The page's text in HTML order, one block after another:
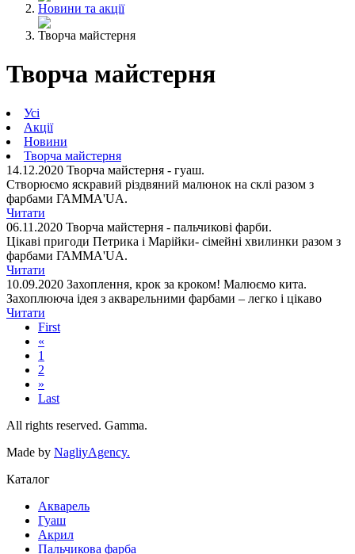
Новини та акції
Творча майстерня
Творча майстерня
Усі
Акції
Новини
Творча майстерня
14.12.2020 Творча майстерня - гуаш.
Створюємо яскравий різдвяний малюнок на склі разом з
фарбами ГАММА'UA.
Читати
06.11.2020 Творча майстерня - пальчикові фарби.
Цікаві пригоди Петрика і Марійки- сімейні хвилинки разом з
фарбами ГАММА'UA.
Читати
10.09.2020 Захоплення, крок за кроком! Малюємо кита.
Захоплююча ідея з акварельними фарбами – легко і цікаво
Читати
First
«
1
2
»
Last
All rights reserved. Gamma.
Made by NagliyAgency.
Каталог
Акварель
Гуаш
Акрил
Пальчикова фарба